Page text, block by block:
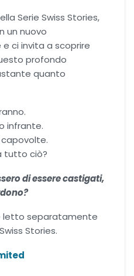
Serie Swiss Stories,
un nuovo
ci invita a scoprire
profondo
quanto
infrante.
tutto ciò?
di essere castigati,
letto separatamente
Stories.